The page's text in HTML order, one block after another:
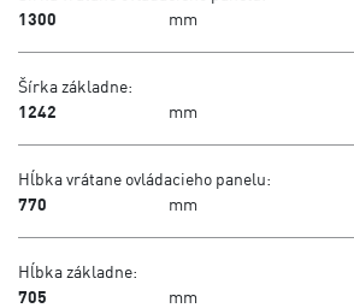
1300
mm
Šírka základne:
1242
mm
Hĺbka vrátane ovládacieho panelu:
770
mm
Hĺbka základne:
705
mm